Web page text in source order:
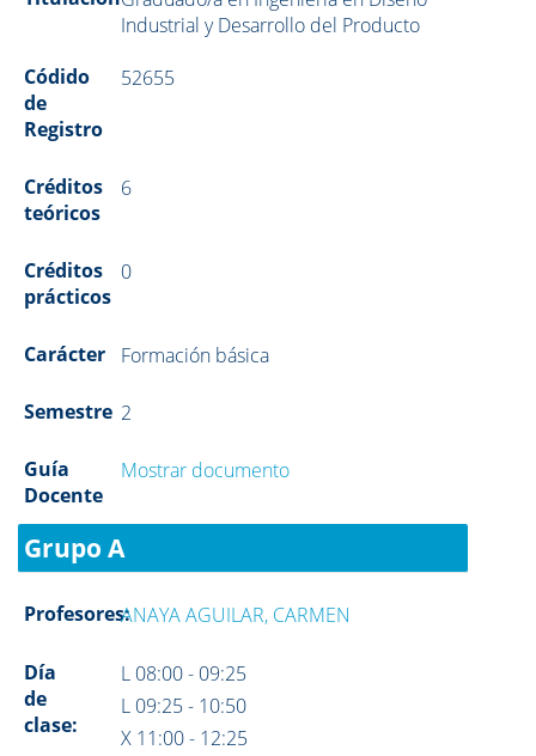
Industrial y Desarrollo del Producto
Códido
de
Registro
52655
Créditos
teóricos
6
Créditos
prácticos
0
Carácter Formación básica
Semestre 2
Guía
Docente
Mostrar documento
Grupo A
Profesores:ANAYA AGUILAR, CARMEN
Día
de
clase:
L 08:00 - 09:25
L 09:25 - 10:50
X 11:00 - 12:25